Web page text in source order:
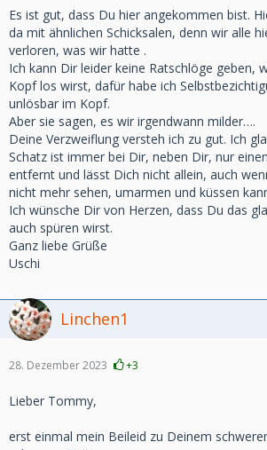
Es ist gut, dass Du hier angekommen bist.
da mit ähnlichen Schicksalen, denn wir alle
verloren, was wir hatte .
Ich kann Dir leider keine Ratschlöge geben,
Kopf los wirst, dafür habe ich
unlösbar im Kopf.
Aber sie sagen, es wir irgendwann milder….
Deine Verzweiflung versteh ich zu gut. Ich
Schatz ist immer bei Dir, neben Dir, nur
entfernt und lässt Dich nicht allein, auch
nicht mehr sehen, umarmen und küssen
Ich wünsche Dir von Herzen, dass Du das
auch spüren wirst.
Ganz liebe Grüße
Uschi
Linchen1
28. Dezember 2023 +3
Lieber Tommy,
erst einmal mein Beileid zu Deinem